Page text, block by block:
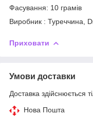
Фасування: 10 грамів
Виробник : Туреччина,
Приховати
Умови доставки
Доставка здійснюється
Нова Пошта